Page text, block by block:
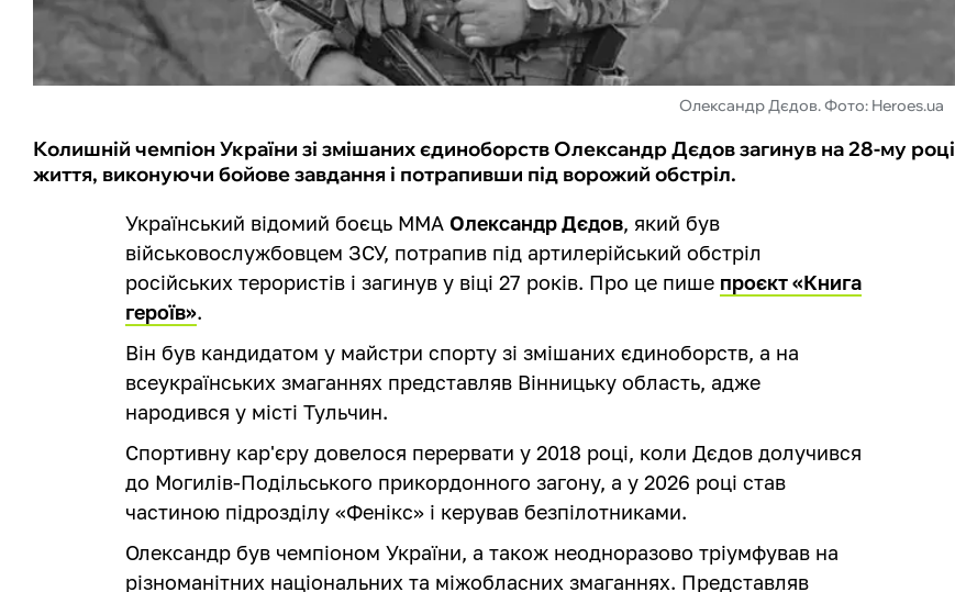
Олександр Дєдов. Фото: Heroes.ua
Колишній чемпіон України зі змішаних єдиноборств Олександр Дєдов загинув на 28-му році
життя, виконуючи бойове завдання і потрапивши під ворожий обстріл.
Український відомий боєць ММА Олександр Дєдов, який був
військовослужбовцем ЗСУ, потрапив під артилерійський обстріл
російських терористів і загинув у віці 27 років. Про це пише проєкт «Книга
героїв».
Він був кандидатом у майстри спорту зі змішаних єдиноборств, а на
всеукраїнських змаганнях представляв Вінницьку область, адже
народився у місті Тульчин.
Спортивну кар'єру довелося перервати у 2018 році, коли Дєдов долучився
до Могилів-Подільського прикордонного загону, а у 2026 році став
частиною підрозділу «Фенікс» і керував безпілотниками.
Олександр був чемпіоном України, а також неодноразово тріумфував на
різноманітних національних та міжобласних змаганнях. Представляв